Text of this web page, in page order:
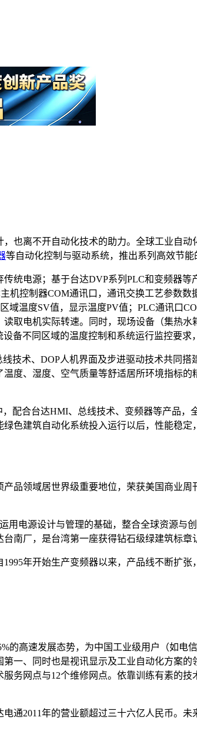
也离不开自动化技术的助力。全球工业自动
等自动化控制与驱动系统，推出系列高效节能
统电源；基于台达DVP系列PLC和变频器
机控制器COM通讯口，通讯交换工艺参数
温度SV值，显示温度PV值；PLC通讯口
取电机实际转速。同时，现场设备（集热
备不同区域的温度控制和系统运行监控要求
技术、DOP人机界面及步进驱动技术共同
度、湿度、空气质量等舒适居所环境指标
配合台达HMI、总线技术、变频器等产品
色建筑自动化系统投入运行以后，性能稳
品领域居世界级重要地位，荣获美国商业
电源设计与管理的基础，整合全球资源与
南厂，是台湾第一座获得钻石级绿建筑标章
年开始生产变频器以来，产品线不断扩
的高速发展态势，为中国工业级用户（如
一、同时也是视讯显示及工业自动化方案的
务网点与12个维修网点。依靠训练有素的
通2011年的营业额超过三十六亿人民币。